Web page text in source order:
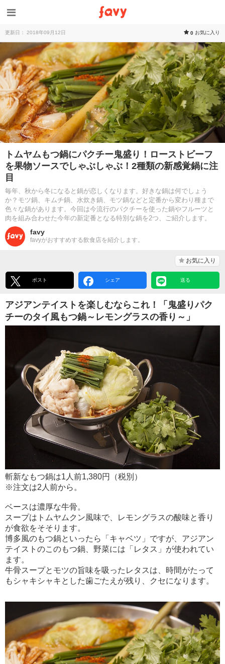
更新日： 2018年09月12日 0 お気に入り
トムヤムもつ鍋にパクチー鬼盛り！ローストビーフ
を果物ソースでしゃぶしゃぶ！2種類の新感覚鍋に注
目
毎年、秋から冬になると鍋が恋しくなります。好きな鍋は何でしょう
か？モツ鍋、キムチ鍋、水炊き鍋、モツ鍋などと定番から変わり種まで
色々な鍋があります。今回は今流行のパクチーを使った鍋やフルーツと
肉を組み合わせた今年の新定番となる特別な鍋を2つ、ご紹介します。
favy
favyがおすすめする飲食店を紹介します。
お気に入り
ポスト シェア 送る
アジアンテイストを楽しむならこれ！「鬼盛りパク
チーのタイ風もつ鍋～レモングラスの香り～」
斬新なもつ鍋は1人前1,380円（税別）
※注文は2人前から。
ベースは濃厚な牛骨。
スープはトムヤムクン風味で、レモングラスの酸味と香り
が食欲をそそります。
博多風のもつ鍋といったら「キャベツ」ですが、アジアン
テイストのこのもつ鍋、野菜には「レタス」が使われてい
ます。
牛骨スープとモツの旨味を吸ったレタスは、時間がたって
もシャキシャキとした歯ごたえが残り、クセになります。